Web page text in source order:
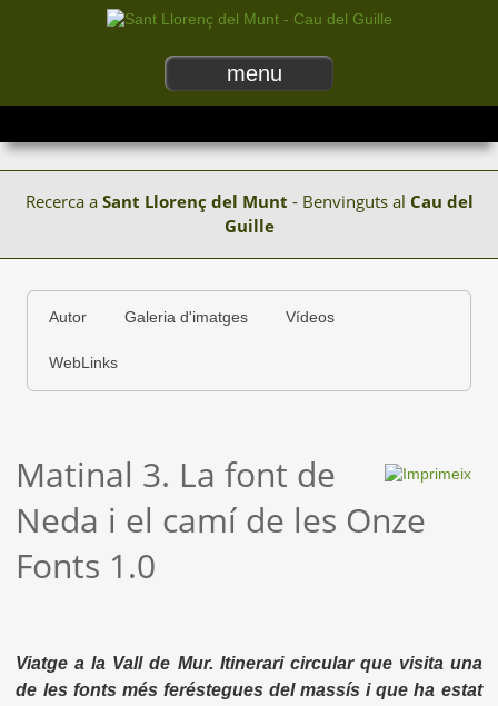
menu
Recerca a Sant Llorenç del Munt - Benvinguts al Cau del
Guille
Autor Galeria d'imatges Vídeos
WebLinks
Matinal 3. La font de
Neda i el camí de les Onze
Fonts 1.0
Viatge a la Vall de Mur. Itinerari circular que visita una
de les fonts més feréstegues del massís i que ha estat